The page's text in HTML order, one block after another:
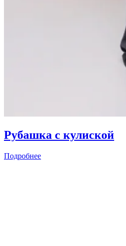
Рубашка с кулиской
Подробнее